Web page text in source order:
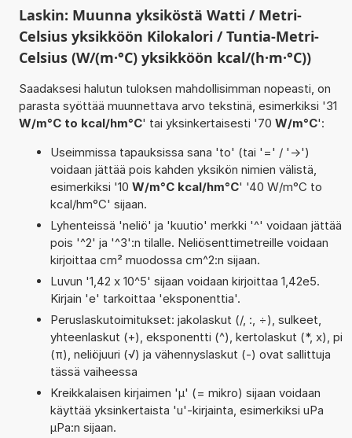
Laskin: Muunna yksiköstä Watti / Metri-
Celsius yksikköön Kilokalori / Tuntia-Metri-
Celsius (W/(m·°C) yksikköön kcal/(h·m·°C))
Saadaksesi halutun tuloksen mahdollisimman nopeasti, on
parasta syöttää muunnettava arvo tekstinä, esimerkiksi '31
W/m°C to kcal/hm°C' tai yksinkertaisesti '70 W/m°C':
Useimmissa tapauksissa sana 'to' (tai '=' / '->')
voidaan jättää pois kahden yksikön nimien välistä,
esimerkiksi '10 W/m°C kcal/hm°C' '40 W/m°C to
kcal/hm°C' sijaan.
Lyhenteissä 'neliö' ja 'kuutio' merkki '^' voidaan jättää
pois '^2' ja '^3':n tilalle. Neliösenttimetreille voidaan
kirjoittaa cm² muodossa cm^2:n sijaan.
Luvun '1,42 x 10^5' sijaan voidaan kirjoittaa 1,42e5.
Kirjain 'e' tarkoittaa 'eksponenttia'.
Peruslaskutoimitukset: jakolaskut (/, :, ÷), sulkeet,
yhteenlaskut (+), eksponentti (^), kertolaskut (*, x), pi
(π), neliöjuuri (√) ja vähennyslaskut (-) ovat sallittuja
tässä vaiheessa
Kreikkalaisen kirjaimen 'µ' (= mikro) sijaan voidaan
käyttää yksinkertaista 'u'-kirjainta, esimerkiksi uPa
µPa:n sijaan.